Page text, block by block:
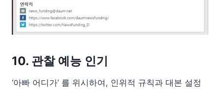
10. 관찰 예능 인기
‘아빠 어디가’ 를 위시하여, 인위적 규칙과 대본 설정